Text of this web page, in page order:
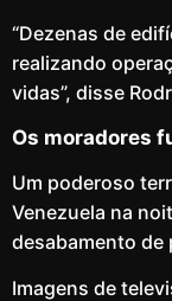
“Dezenas de
realizando
vidas”, disse
Os moradores
Um poderoso
Venezuela na
desabamento de
Imagens de